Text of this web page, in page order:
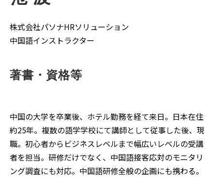
株式会社パソナHRソリューション
中国語インストラクター
著書・資格等
中国の大学を卒業後、ホテル勤務を経て来日。日本在住
約25年。複数の語学学校にて講師として従事した後、現
職。初心者からビジネスレベルまで幅広いレベルの受講
者を担当。研修だけでなく、中国語接客応対のモニタリ
ング調査にも対応。中国語研修全般の企画にも携わる。